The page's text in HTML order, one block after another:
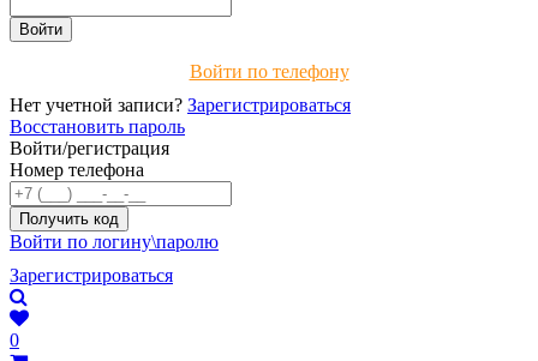
Войти по телефону
Нет учетной записи? Зарегистрироваться
Восстановить пароль
Войти/регистрация
Номер телефона
Войти по логину\паролю
Зарегистрироваться
0